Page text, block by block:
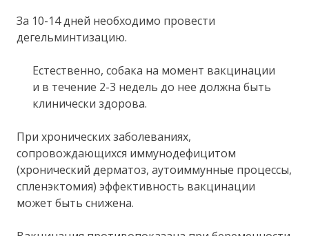
За 10-14 дней необходимо провести
дегельминтизацию.
Естественно, собака на момент вакцинации
и в течение 2-3 недель до нее должна быть
клинически здорова.
При хронических заболеваниях,
сопровождающихся иммунодефицитом
(хронический дерматоз, аутоиммунные процессы,
спленэктомия) эффективность вакцинации
может быть снижена.